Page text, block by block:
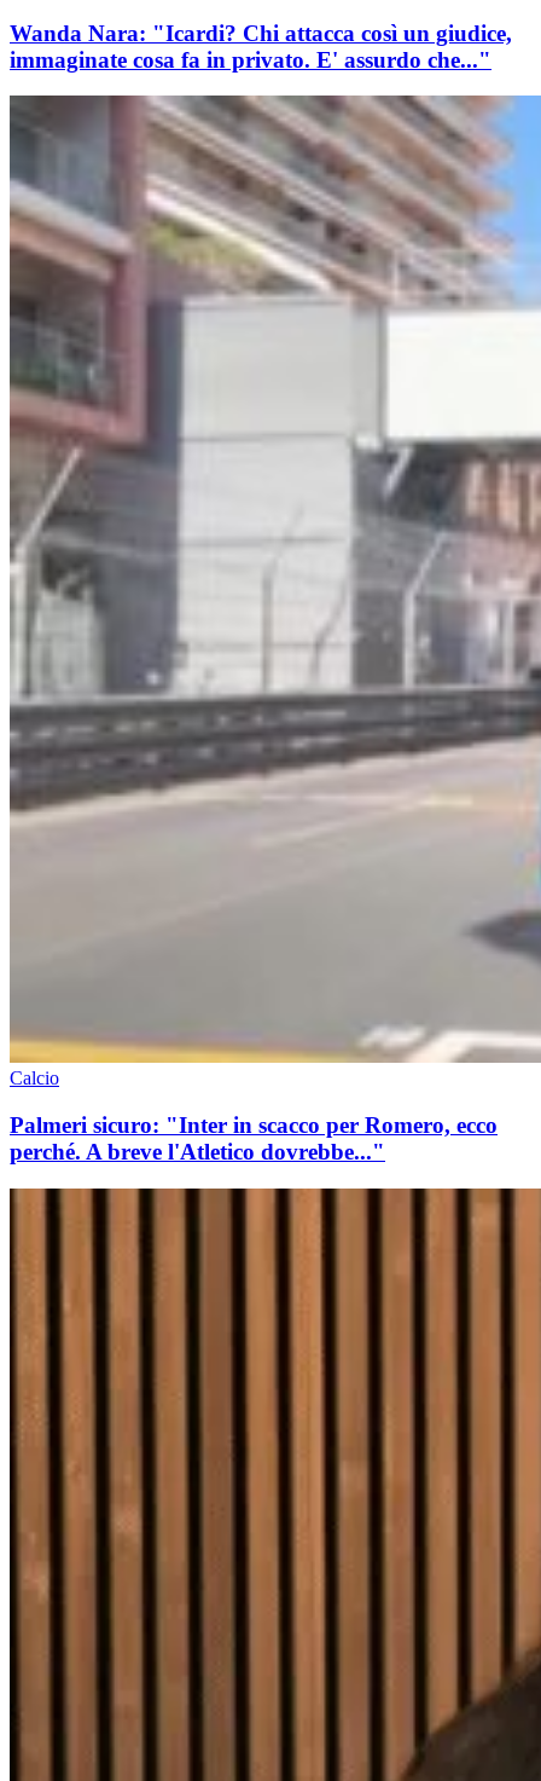
Wanda Nara: "Icardi? Chi attacca così un giudice,
immaginate cosa fa in privato. E' assurdo che..."
Calcio
Palmeri sicuro: "Inter in scacco per Romero, ecco
perché. A breve l'Atletico dovrebbe..."